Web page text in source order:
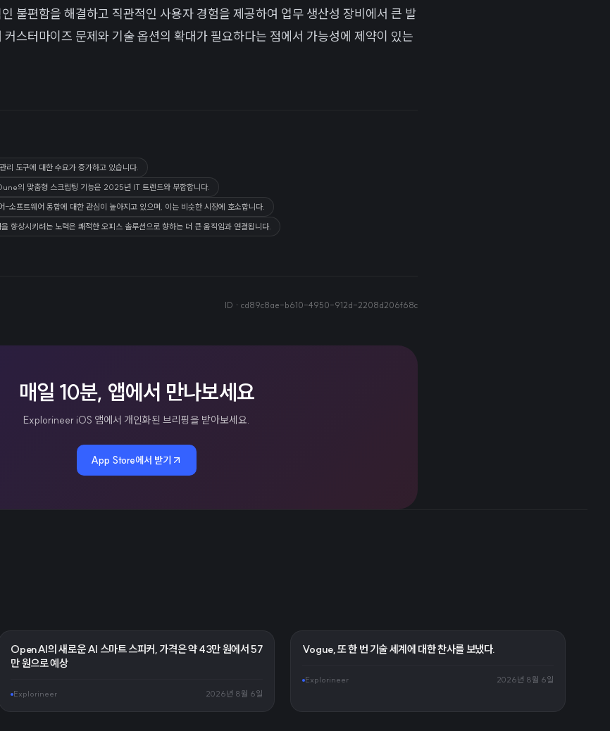
불편함을 해결하고 직관적인 사용자 경험을 제공하여 업무 생산성 장비에서 큰 발
스터마이즈 문제와 기술 옵션의 확대가 필요하다는 점에서 가능성에 제약이 있는
리 도구에 대한 수요가 증가하고 있습니다.
의 맞춤형 스크립팅 기능은 2025년 IT 트렌드와 부합합니다.
프트웨어 통합에 대한 관심이 높아지고 있으며, 이는 비슷한 시장에 호소합니다.
향상시키려는 노력은 쾌적한 오피스 솔루션으로 향하는 더 큰 움직임과 연결됩니다.
ID · cd89c8ae-b610-4950-912d-2208d206f68c
매일 10분, 앱에서 만나보세요
Explorineer iOS 앱에서 개인화된 브리핑을 받아보세요.
App Store에서 받기
OpenAI의 새로운 AI 스마트 스피커, 가격은 약 43만 원에서 57
만 원으로 예상
Explorineer 2026년 8월 6일
Vogue, 또 한 번 기술 세계에 대한 찬사를 보냈다.
Explorineer 2026년 8월 6일